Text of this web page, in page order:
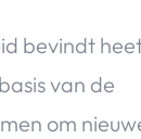
bevindt
van de
om